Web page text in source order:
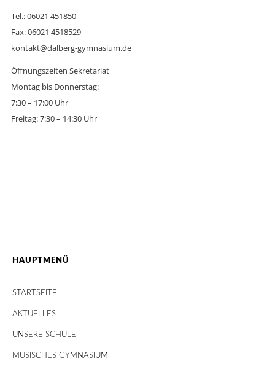
Tel.: 06021 451850
Fax: 06021 4518529
kontakt@dalberg-gymnasium.de
Öffnungszeiten Sekretariat
Montag bis Donnerstag:
7:30 – 17:00 Uhr
Freitag: 7:30 – 14:30 Uhr
HAUPTMENÜ
STARTSEITE
AKTUELLES
UNSERE SCHULE
MUSISCHES GYMNASIUM